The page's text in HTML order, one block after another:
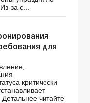
за с...
для
критически
читайте